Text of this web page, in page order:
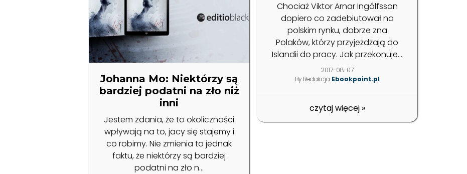
Johanna Mo: Niektórzy są
bardziej podatni na zło niż
inni
Jestem zdania, że to okoliczności
wpływają na to, jacy się stajemy i
co robimy. Nie zmienia to jednak
faktu, że niektórzy są bardziej
podatni na zło n...
Chociaż Viktor Arnar Ingólfsson
dopiero co zadebiutował na
polskim rynku, dobrze zna
Polaków, którzy przyjeżdżają do
Islandii do pracy. Jak przekonuje...
2017-08-07
By Redakcja Ebookpoint.pl
czytaj więcej »